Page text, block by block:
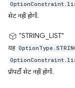
सेट नहीं होंगी.
"STRING_LIST"
यह
प्रॉपर्टी सेट नहीं होंगी.